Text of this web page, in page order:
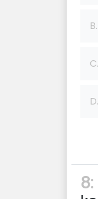
B.
C.
D.
8: